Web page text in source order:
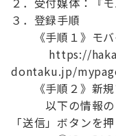
３．登録手順
《手順１》モバ
https://
dontaku.jp/
《手順２》新規
以下の情報のご
「送信」ボタンを